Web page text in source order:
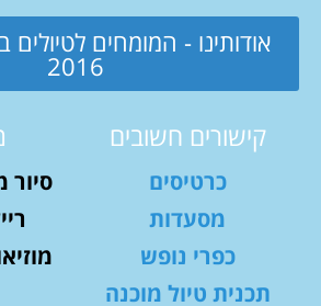
אודותינו - המומחים
2016
קישורים חשובים
כרטיסים
מסעדות
כפרי נופש
תכנית טיול מוכנה
סיור